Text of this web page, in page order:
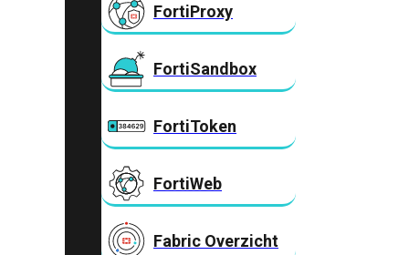
FortiProxy
FortiSandbox
FortiToken
FortiWeb
Fabric Overzicht